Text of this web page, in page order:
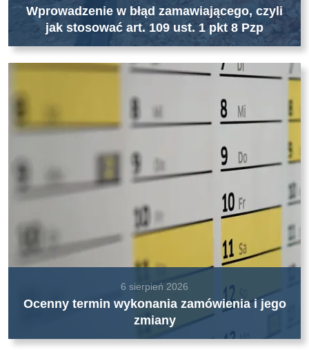
Wprowadzenie w błąd zamawiającego, czyli
jak stosować art. 109 ust. 1 pkt 8 Pzp
6 sierpień 2026
Ocenny termin wykonania zamówienia i jego
zmiany